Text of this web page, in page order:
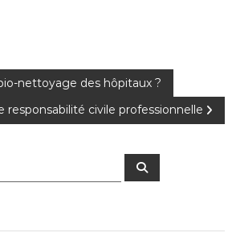
nettoyage des hôpitaux ?
responsabilité civile professionnelle
R
c